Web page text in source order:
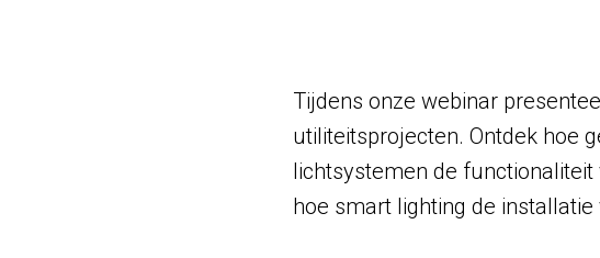
Tijdens onze webinar
utiliteitsprojecten. Ontdek hoe
lichtsystemen de
hoe smart lighting de